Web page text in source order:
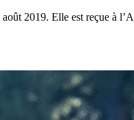
2019. Elle est reçue à